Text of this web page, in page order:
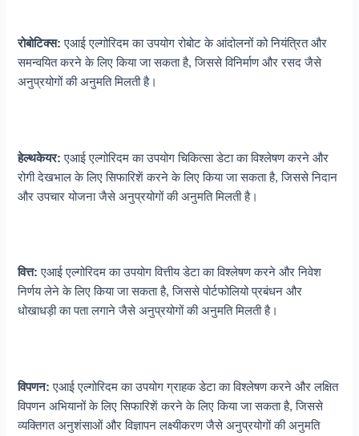
रोबोटिक्स: एआई एल्गोरिदम का उपयोग रोबोट के आंदोलनों को नियंत्रित और
समन्वयित करने के लिए किया जा सकता है, जिससे विनिर्माण और रसद जैसे
अनुप्रयोगों की अनुमति मिलती है।
हेल्थकेयर: एआई एल्गोरिदम का उपयोग चिकित्सा डेटा का विश्लेषण करने और
रोगी देखभाल के लिए सिफारिशें करने के लिए किया जा सकता है, जिससे निदान
और उपचार योजना जैसे अनुप्रयोगों की अनुमति मिलती है।
वित्त: एआई एल्गोरिदम का उपयोग वित्तीय डेटा का विश्लेषण करने और निवेश
निर्णय लेने के लिए किया जा सकता है, जिससे पोर्टफोलियो प्रबंधन और
धोखाधड़ी का पता लगाने जैसे अनुप्रयोगों की अनुमति मिलती है।
विपणन: एआई एल्गोरिदम का उपयोग ग्राहक डेटा का विश्लेषण करने और लक्षित
विपणन अभियानों के लिए सिफारिशें करने के लिए किया जा सकता है, जिससे
व्यक्तिगत अनुशंसाओं और विज्ञापन लक्ष्यीकरण जैसे अनुप्रयोगों की अनुमति